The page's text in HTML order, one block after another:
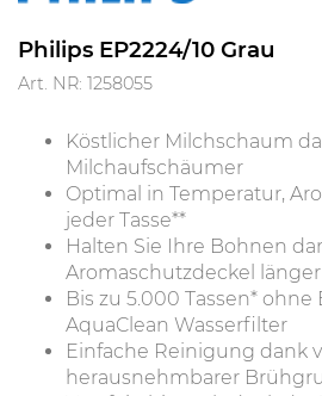
Philips EP2224/10 Grau
Art. NR: 1258055
Köstlicher Milchschaum
Milchaufschäumer
Optimal in Temperatur,
jeder Tasse**
Halten Sie Ihre Bohnen
Aromaschutzdeckel
Bis zu 5.000 Tassen*
AquaClean Wasserfilter
Einfache Reinigung dank
herausnehmbarer